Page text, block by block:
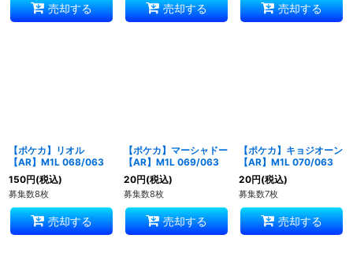
売却する 売却する 売却する
【ポケカ】リオル
【AR】M1L 068/063
150円(税込)
募集数8枚
売却する
【ポケカ】マーシャドー
【AR】M1L 069/063
20円(税込)
募集数8枚
売却する
【ポケカ】キョジオーン
【AR】M1L 070/063
20円(税込)
募集数7枚
売却する